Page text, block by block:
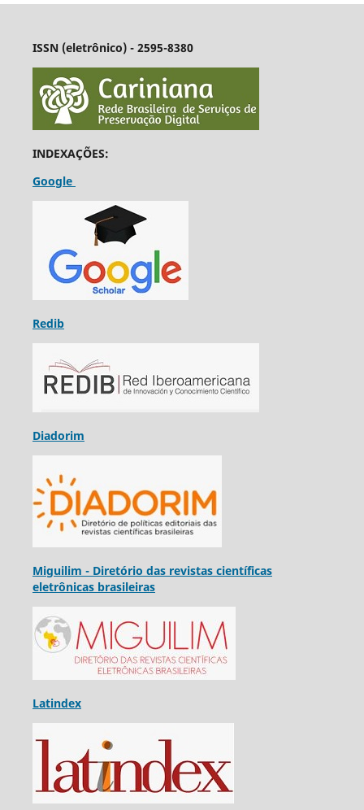
ISSN (eletrônico) - 2595-8380
INDEXAÇÕES:
Google
Redib
Diadorim
Miguilim - Diretório das revistas científicas
eletrônicas brasileiras
Latindex